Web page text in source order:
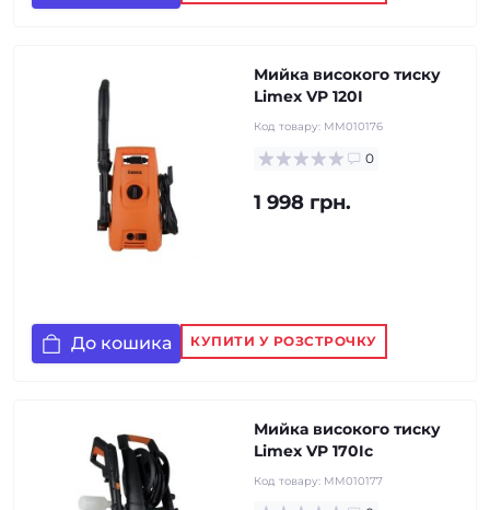
Мийка високого тиску
Limex VP 120I
Код товару: MM010176
0
1 998 грн.
До кошика КУПИТИ У РОЗСТРОЧКУ
Мийка високого тиску
Limex VP 170Iс
Код товару: MM010177